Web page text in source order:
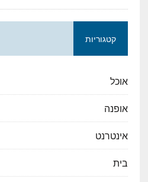
קטגוריות
אוכל
אופנה
אינטרנט
בית